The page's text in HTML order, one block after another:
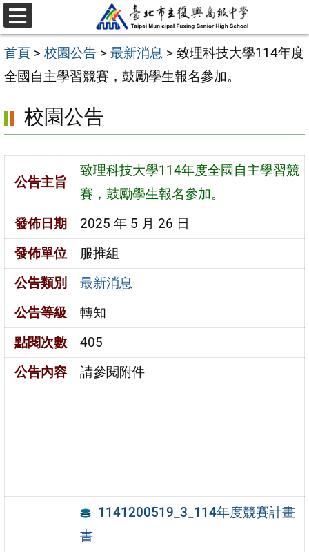
跳
至
主
要
容
區
選
單
首頁 > 校園公告 > 最新消息 > 致理科技大學114年度
全國自主學習競賽，鼓勵學生報名參加。
校園公告
公告主旨
致理科技大學114年度全國自主學習競
賽，鼓勵學生報名參加。
發佈日期
2025 年 5 月 26 日
發佈單位
服推組
公告類別
最新消息
公告等級
轉知
點閱次數
405
公告內容
請參閱附件
1141200519_3_114年度競賽計畫
書